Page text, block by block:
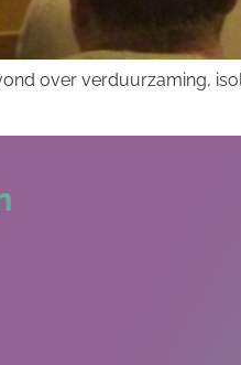
over verduurzaming,